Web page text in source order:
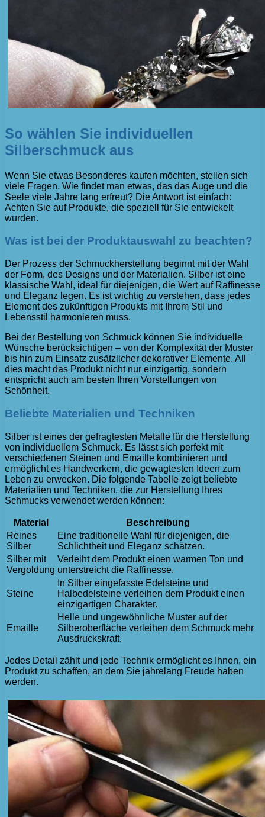
So wählen Sie individuellen
Silberschmuck aus
Wenn Sie etwas Besonderes kaufen möchten, stellen sich
viele Fragen. Wie findet man etwas, das das Auge und die
Seele viele Jahre lang erfreut? Die Antwort ist einfach:
Achten Sie auf Produkte, die speziell für Sie entwickelt
wurden.
Was ist bei der Produktauswahl zu beachten?
Der Prozess der Schmuckherstellung beginnt mit der Wahl
der Form, des Designs und der Materialien. Silber ist eine
klassische Wahl, ideal für diejenigen, die Wert auf Raffinesse
und Eleganz legen. Es ist wichtig zu verstehen, dass jedes
Element des zukünftigen Produkts mit Ihrem Stil und
Lebensstil harmonieren muss.
Bei der Bestellung von Schmuck können Sie individuelle
Wünsche berücksichtigen – von der Komplexität der Muster
bis hin zum Einsatz zusätzlicher dekorativer Elemente. All
dies macht das Produkt nicht nur einzigartig, sondern
entspricht auch am besten Ihren Vorstellungen von
Schönheit.
Beliebte Materialien und Techniken
Silber ist eines der gefragtesten Metalle für die Herstellung
von individuellem Schmuck. Es lässt sich perfekt mit
verschiedenen Steinen und Emaille kombinieren und
ermöglicht es Handwerkern, die gewagtesten Ideen zum
Leben zu erwecken. Die folgende Tabelle zeigt beliebte
Materialien und Techniken, die zur Herstellung Ihres
Schmucks verwendet werden können:
Material
Beschreibung
Reines
Silber
Eine traditionelle Wahl für diejenigen, die
Schlichtheit und Eleganz schätzen.
Silber mit
Vergoldung
Verleiht dem Produkt einen warmen Ton und
unterstreicht die Raffinesse.
Steine
In Silber eingefasste Edelsteine ​​und
Halbedelsteine ​​verleihen dem Produkt einen
einzigartigen Charakter.
Emaille
Helle und ungewöhnliche Muster auf der
Silberoberfläche verleihen dem Schmuck mehr
Ausdruckskraft.
Jedes Detail zählt und jede Technik ermöglicht es Ihnen, ein
Produkt zu schaffen, an dem Sie jahrelang Freude haben
werden.